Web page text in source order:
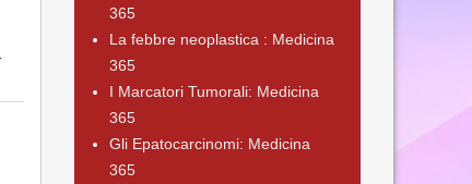
365
La febbre neoplastica : Medicina
365
I Marcatori Tumorali: Medicina
365
Gli Epatocarcinomi: Medicina
365